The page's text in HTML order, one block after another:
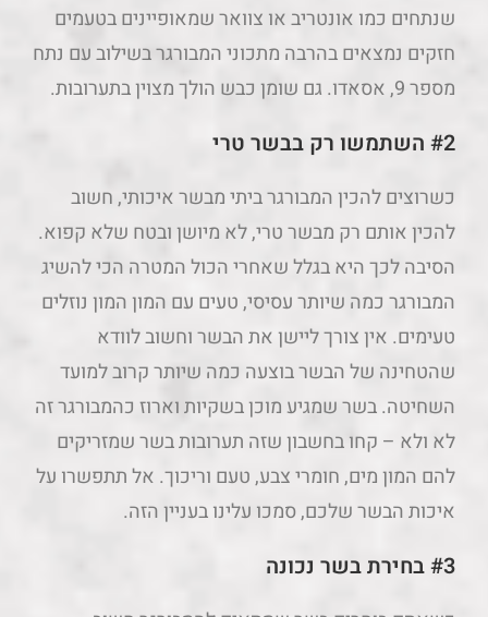
שנתחים כמו אונטריב או צוואר שמאופיינים בטעמים
חזקים נמצאים בהרבה מתכוני המבורגר בשילוב עם נתח
מספר 9, אסאדו. גם שומן כבש הולך מצוין בתערובות.
#2 השתמשו רק בבשר טרי
כשרוצים להכין המבורגר ביתי מבשר איכותי, חשוב
להכין אותם רק מבשר טרי, לא מיושן ובטח שלא קפוא.
הסיבה לכך היא בגלל שאחרי הכול המטרה הכי להשיג
המבורגר כמה שיותר עסיסי, טעים עם המון המון נוזלים
טעימים. אין צורך ליישן את הבשר וחשוב לוודא
שהטחינה של הבשר בוצעה כמה שיותר קרוב למועד
השחיטה. בשר שמגיע מוכן בשקיות וארוז כהמבורגר זה
לא ולא – קחו בחשבון שזה תערובות בשר שמזריקים
להם המון מים, חומרי צבע, טעם וריכוך. אל תתפשרו על
איכות הבשר שלכם, סמכו עלינו בעניין הזה.
#3 בחירת בשר נכונה